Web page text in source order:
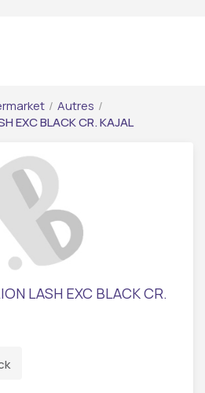
/ Autres /
EXC BLACK CR. KAJAL
LASH EXC BLACK CR.